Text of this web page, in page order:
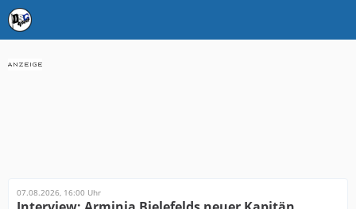
07.08.2026, 16:00 Uhr